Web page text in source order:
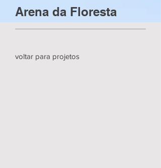
Arena da Floresta
voltar para projetos